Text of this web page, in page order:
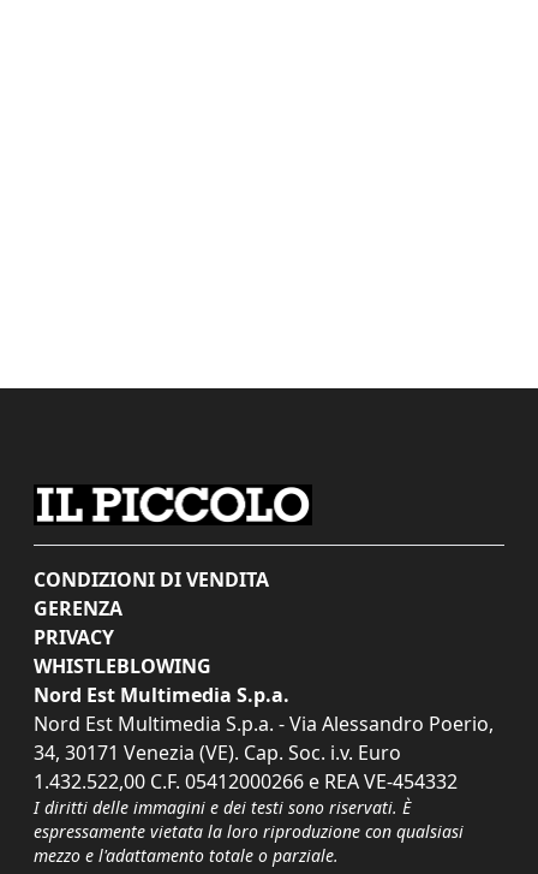
CONDIZIONI DI VENDITA
GERENZA
PRIVACY
WHISTLEBLOWING
Nord Est Multimedia S.p.a.
Nord Est Multimedia S.p.a. - Via Alessandro Poerio,
34, 30171 Venezia (VE). Cap. Soc. i.v. Euro
1.432.522,00 C.F. 05412000266 e REA VE-454332
I diritti delle immagini e dei testi sono riservati. È
espressamente vietata la loro riproduzione con qualsiasi
mezzo e l'adattamento totale o parziale.